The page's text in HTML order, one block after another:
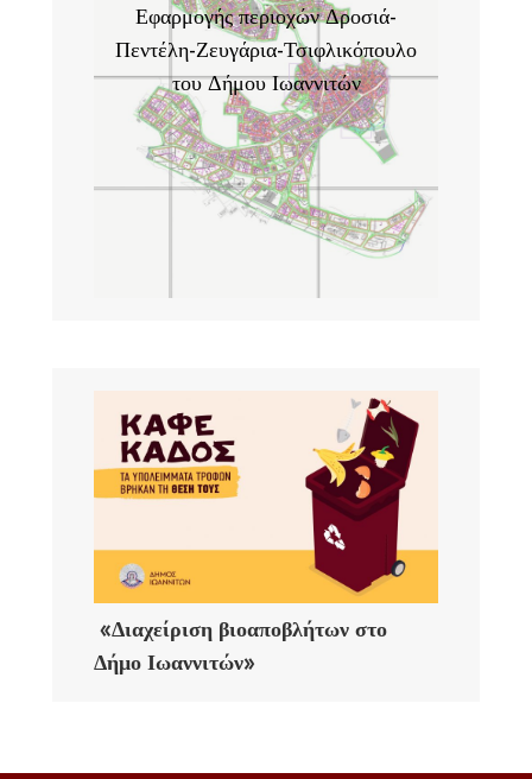
Εφαρμογής περιοχών Δροσιά-
Πεντέλη-Ζευγάρια-Τσιφλικόπουλο
του Δήμου Ιωαννιτών
«Διαχείριση βιοαποβλήτων στο
Δήμο Ιωαννιτών»